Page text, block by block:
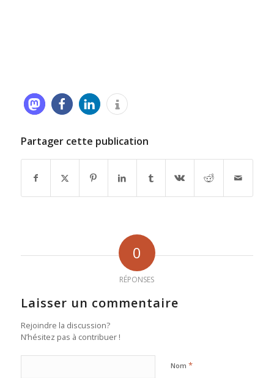
Partager cette publication
0
RÉPONSES
Laisser un commentaire
Rejoindre la discussion?
N’hésitez pas à contribuer !
Nom *